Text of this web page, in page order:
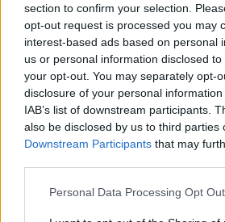
section to confirm your selection.
opt-out request is processed you may
interest-based ads based on personal
us or personal information disclosed
your opt-out. You may separately opt-
disclosure of your personal
IAB’s list of downstream participants.
also be disclosed by us to third parties
Downstream Participants that may
Personal Data Processing Opt
φαρμακοβιομηχανίας,
πολυεθνικής, εμφανίζεται ο
Υγείας, Άδωνις Γεωργιάδης. Ο
με συστηματικότητα να
δυνατόν περισσότερες θέσεις
τόσο των εκπροσώπων της
των εκπροσώπων της
φαρμακοβιομηχανίας, στο
Εγγραφή στο